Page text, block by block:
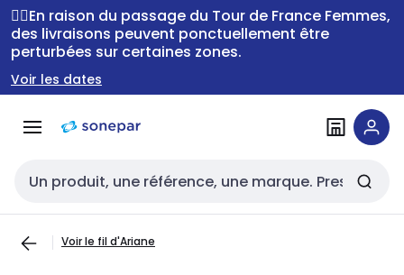
Passer à la
navigation
Passer
au
contenu
🚴‍♂️En raison du passage du Tour de France Femmes,
des livraisons peuvent ponctuellement être
perturbées sur certaines zones.
Voir les dates
Entrée de recherche
Voir le fil d'Ariane